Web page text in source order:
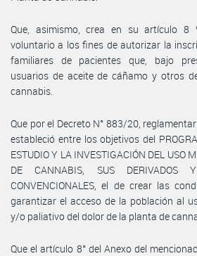
Que, asimismo, crea en su artículo 8
voluntario a los fines de autorizar la
familiares de pacientes que, bajo
usuarios de aceite de cáñamo y otros
cannabis.
Que por el Decreto N° 883/20,
estableció entre los objetivos del
ESTUDIO Y LA INVESTIGACIÓN DEL USO
DE CANNABIS, SUS DERIVADOS
CONVENCIONALES, el de crear las
garantizar el acceso de la población al
y/o paliativo del dolor de la planta de
Que el artículo 8° del Anexo del